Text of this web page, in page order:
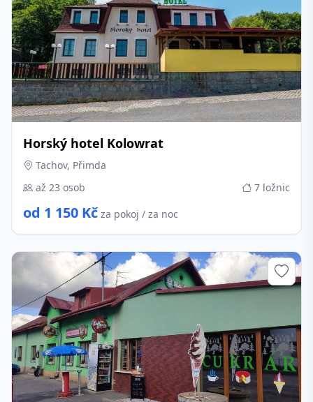
Horský hotel Kolowrat
Tachov, Přimda
až 23 osob
7 ložnic
od 1 150 Kč za pokoj / za noc